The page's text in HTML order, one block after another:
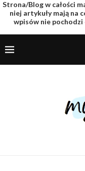
Strona/Blog w całości
niej artykuły mają na
wpisów nie